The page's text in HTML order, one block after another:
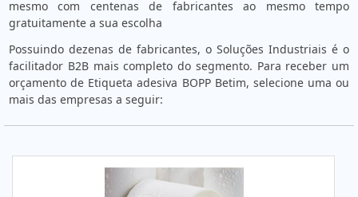
mesmo com centenas de fabricantes ao mesmo tempo
gratuitamente a sua escolha
Possuindo dezenas de fabricantes, o Soluções Industriais é o
facilitador B2B mais completo do segmento. Para receber um
orçamento de Etiqueta adesiva BOPP Betim, selecione uma ou
mais das empresas a seguir: